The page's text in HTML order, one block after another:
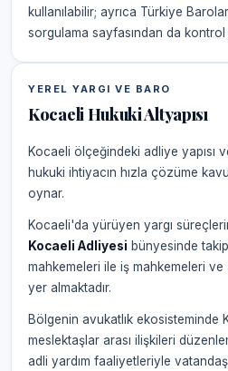
kullanılabilir; ayrıca Türkiye
sorgulama sayfasından da kontrol
YEREL YARGI VE BARO
Kocaeli Hukuki Altyapısı
Kocaeli ölçeğindeki adliye yapısı
hukuki ihtiyacın hızla çözüme
oynar.
Kocaeli'da yürüyen yargı
Kocaeli Adliyesi bünyesinde
mahkemeleri ile iş mahkemeleri
yer almaktadır.
Bölgenin avukatlık ekosisteminde
meslektaşlar arası ilişkileri
adli yardım faaliyetleriyle